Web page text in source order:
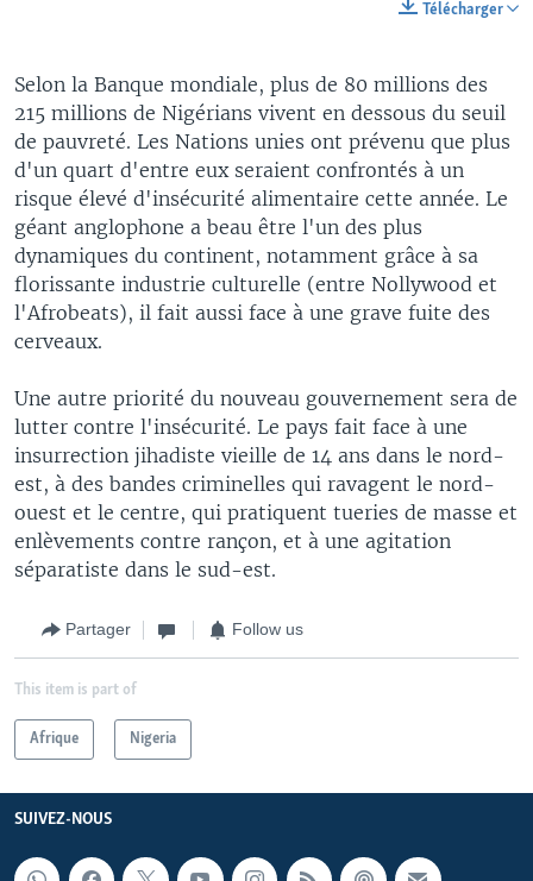
Télécharger
Selon la Banque mondiale, plus de 80 millions des
215 millions de Nigérians vivent en dessous du seuil
de pauvreté. Les Nations unies ont prévenu que plus
d'un quart d'entre eux seraient confrontés à un
risque élevé d'insécurité alimentaire cette année. Le
géant anglophone a beau être l'un des plus
dynamiques du continent, notamment grâce à sa
florissante industrie culturelle (entre Nollywood et
l'Afrobeats), il fait aussi face à une grave fuite des
cerveaux.
Une autre priorité du nouveau gouvernement sera de
lutter contre l'insécurité. Le pays fait face à une
insurrection jihadiste vieille de 14 ans dans le nord-
est, à des bandes criminelles qui ravagent le nord-
ouest et le centre, qui pratiquent tueries de masse et
enlèvements contre rançon, et à une agitation
séparatiste dans le sud-est.
Partager Follow us
This item is part of
Afrique Nigeria
SUIVEZ-NOUS